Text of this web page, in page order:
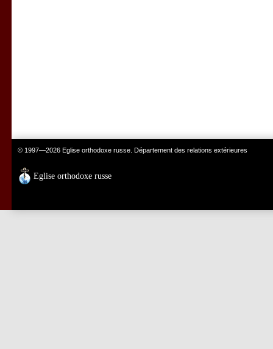
© 1997—2026 Eglise orthodoxe russe. Département des relations extérieures
Eglise orthodoxe russe